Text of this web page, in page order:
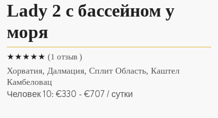
Lady 2 с бассейном у
моря
(1 отзыв )
Хорватия, Далмация, Cплит Область, Каштел
Камбеловац
Человек 10: €330 -€707/ сутки